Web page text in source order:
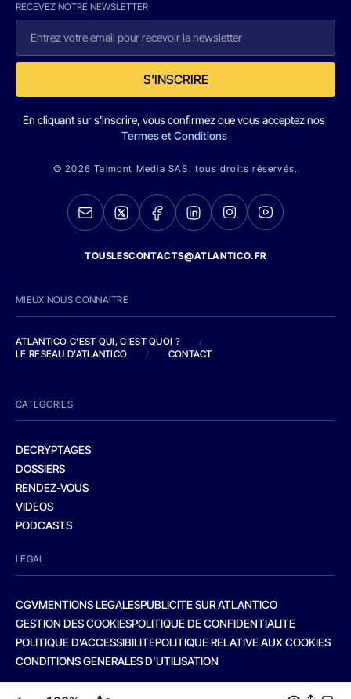
RECEVEZ NOTRE NEWSLETTER
S'INSCRIRE
En cliquant sur s'inscrire, vous confirmez que vous acceptez nos
Termes et Conditions
© 2026 Talmont Media SAS. tous droits réservés.
TOUSLESCONTACTS@ATLANTICO.FR
MIEUX NOUS CONNAITRE
ATLANTICO C'EST QUI, C'EST QUOI ?
/
LE RESEAU D'ATLANTICO
/ CONTACT
CATEGORIES
DECRYPTAGES
DOSSIERS
RENDEZ-VOUS
VIDEOS
PODCASTS
LEGAL
CGVMENTIONS LEGALESPUBLICITE SUR ATLANTICO
GESTION DES COOKIESPOLITIQUE DE CONFIDENTIALITE
POLITIQUE D’ACCESSIBILITEPOLITIQUE RELATIVE AUX COOKIES
CONDITIONS GENERALES D’UTILISATION